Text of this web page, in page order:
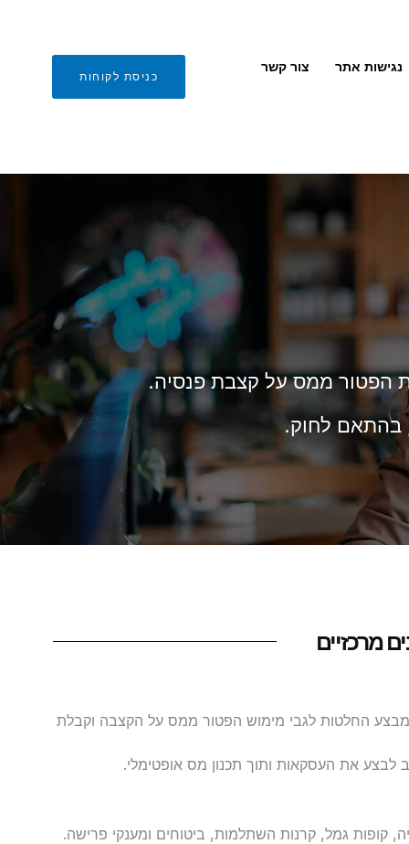
נגישות אתר צור קשר
כניסת לקוחות
הפטור ממס על קצבת פנסיה.
בהתאם לחוק.
מרכזיים
מבצע החלטות לגבי מימוש הפטור ממס על הקצבה וקבלת
את העסקאות ותוך תכנון מס אופטימלי.
קופות גמל, קרנות השתלמות, ביטוחים ומענקי פרישה.